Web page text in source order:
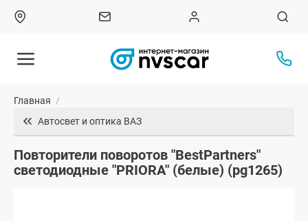
Главная /
Автосвет и оптика ВАЗ
Повторители поворотов "BestPartners"
светодиодные "PRIORA" (белые) (pg1265)